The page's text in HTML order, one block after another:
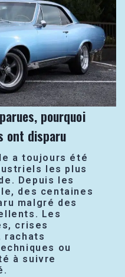
pourquoi
ont disparu
a toujours été
les plus
Depuis les
des centaines
malgré des
Les
crises
rachats
ou
à suivre